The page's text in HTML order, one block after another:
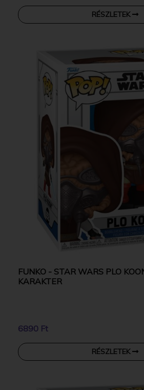
RÉSZLETEK
FUNKO - STAR WARS PLO
KARAKTER
6890 Ft
RÉSZLETEK